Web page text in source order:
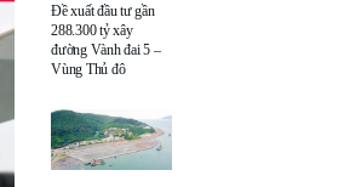
Đề xuất đầu tư gần
288.300 tỷ xây
đường Vành đai 5 –
Vùng Thủ đô